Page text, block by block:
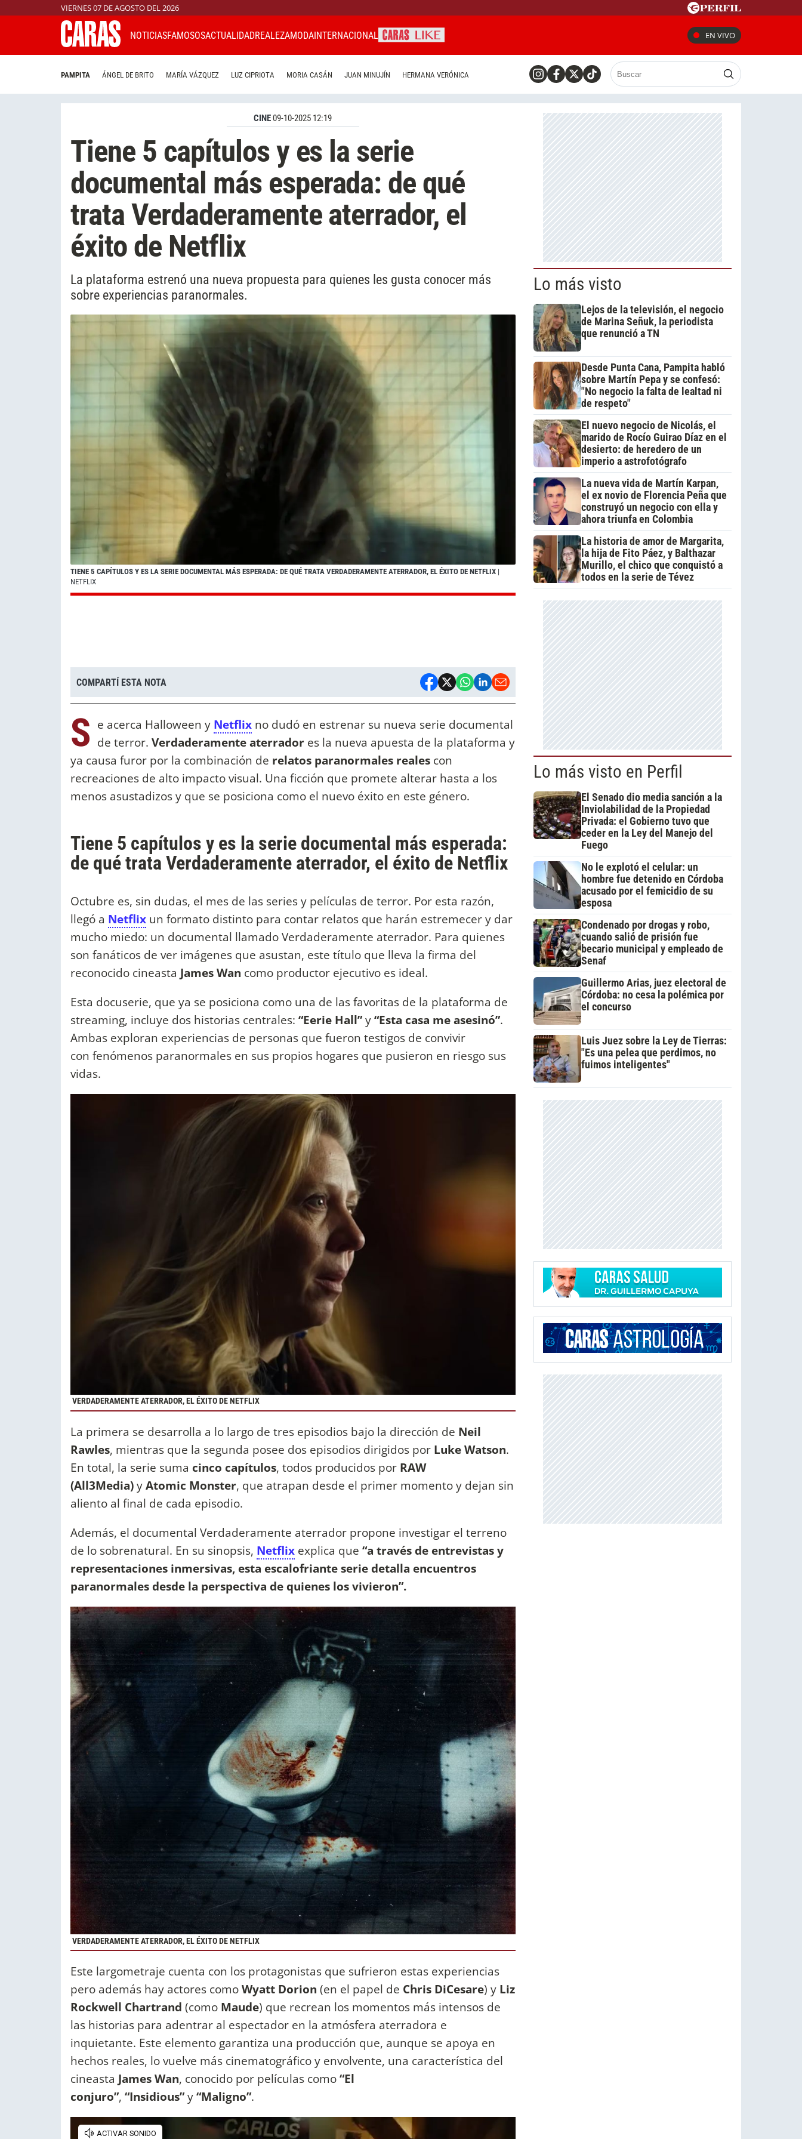
VIERNES 07 DE AGOSTO DEL 2026
NOTICIASFAMOSOSACTUALIDADREALEZAMODAINTERNACIONAL EN VIVO
PAMPITA ÁNGEL DE BRITO MARÍA VÁZQUEZ LUZ CIPRIOTA MORIA CASÁN JUAN MINUJÍN HERMANA VERÓNICA
CINE09-10-2025 12:19
Tiene 5 capítulos y es la serie
documental más esperada: de qué
trata Verdaderamente aterrador, el
éxito de Netflix
La plataforma estrenó una nueva propuesta para quienes les gusta conocer más
sobre experiencias paranormales.
TIENE 5 CAPÍTULOS Y ES LA SERIE DOCUMENTAL MÁS ESPERADA: DE QUÉ TRATA VERDADERAMENTE ATERRADOR, EL ÉXITO DE NETFLIX |
NETFLIX
COMPARTÍ ESTA NOTA
S e acerca Halloween y Netflix no dudó en estrenar su nueva serie documental
de terror. Verdaderamente aterrador es la nueva apuesta de la plataforma y
ya causa furor por la combinación de relatos paranormales reales con
recreaciones de alto impacto visual. Una ficción que promete alterar hasta a los
menos asustadizos y que se posiciona como el nuevo éxito en este género.
Tiene 5 capítulos y es la serie documental más esperada:
de qué trata Verdaderamente aterrador, el éxito de Netflix
Octubre es, sin dudas, el mes de las series y películas de terror. Por esta razón,
llegó a Netflix un formato distinto para contar relatos que harán estremecer y dar
mucho miedo: un documental llamado Verdaderamente aterrador. Para quienes
son fanáticos de ver imágenes que asustan, este título que lleva la firma del
reconocido cineasta James Wan como productor ejecutivo es ideal.
Esta docuserie, que ya se posiciona como una de las favoritas de la plataforma de
streaming, incluye dos historias centrales: “Eerie Hall”y“Esta casa me asesinó”.
Ambas exploran experiencias de personas que fueron testigos de convivir
con fenómenos paranormales en sus propios hogares que pusieron en riesgo sus
vidas.
VERDADERAMENTE ATERRADOR, EL ÉXITO DE NETFLIX
La primera se desarrolla a lo largo de tres episodios bajo la dirección de Neil
Rawles, mientras que la segunda posee dos episodios dirigidos por Luke Watson.
En total, la serie suma cinco capítulos, todos producidos por RAW
(All3Media)yAtomic Monster, que atrapan desde el primer momento y dejan sin
aliento al final de cada episodio.
Además, el documental Verdaderamente aterrador propone investigar el terreno
de lo sobrenatural. En su sinopsis, Netflix explica que “a través de entrevistas y
representaciones inmersivas, esta escalofriante serie detalla encuentros
paranormales desde la perspectiva de quienes los vivieron”.
VERDADERAMENTE ATERRADOR, EL ÉXITO DE NETFLIX
Este largometraje cuenta con los protagonistas que sufrieron estas experiencias
pero además hay actores comoWyatt Dorion (en el papel de Chris DiCesare) y Liz
Rockwell Chartrand (como Maude) que recrean los momentos más intensos de
las historias para adentrar al espectador en la atmósfera aterradora e
inquietante. Este elemento garantiza una producción que, aunque se apoya en
hechos reales, lo vuelve más cinematográfico y envolvente, una característica del
cineasta James Wan, conocido por películas como“El
conjuro”, “Insidious”y“Maligno”.
Lo más visto
Lejos de la televisión, el negocio
de Marina Señuk, la periodista
que renunció a TN
Desde Punta Cana, Pampita habló
sobre Martín Pepa y se confesó:
"No negocio la falta de lealtad ni
de respeto"
El nuevo negocio de Nicolás, el
marido de Rocío Guirao Díaz en el
desierto: de heredero de un
imperio a astrofotógrafo
La nueva vida de Martín Karpan,
el ex novio de Florencia Peña que
construyó un negocio con ella y
ahora triunfa en Colombia
La historia de amor de Margarita,
la hija de Fito Páez, y Balthazar
Murillo, el chico que conquistó a
todos en la serie de Tévez
Lo más visto en Perfil
El Senado dio media sanción a la
Inviolabilidad de la Propiedad
Privada: el Gobierno tuvo que
ceder en la Ley del Manejo del
Fuego
No le explotó el celular: un
hombre fue detenido en Córdoba
acusado por el femicidio de su
esposa
Condenado por drogas y robo,
cuando salió de prisión fue
becario municipal y empleado de
Senaf
Guillermo Arias, juez electoral de
Córdoba: no cesa la polémica por
el concurso
Luis Juez sobre la Ley de Tierras:
"Es una pelea que perdimos, no
fuimos inteligentes"